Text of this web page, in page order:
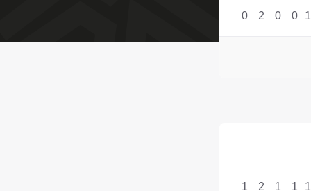
0
0
2
0
1
1
2
1